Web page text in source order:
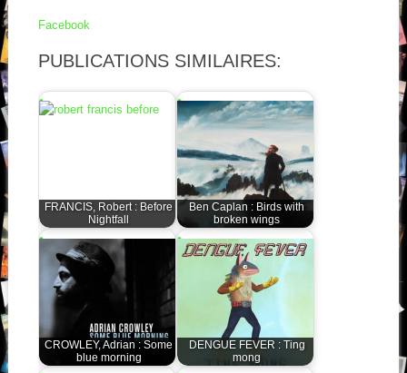
Facebook
PUBLICATIONS SIMILAIRES:
FRANCIS, Robert : Before
Nightfall
Ben Caplan : Birds with
broken wings
CROWLEY, Adrian : Some
blue morning
DENGUE FEVER : Ting
mong